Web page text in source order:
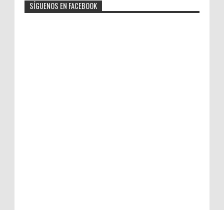
SÍGUENOS EN FACEBOOK